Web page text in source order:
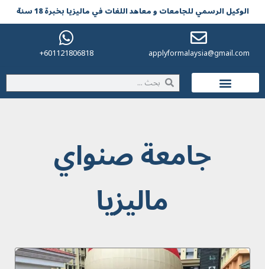
الوکیل الرسمي للجامعات و معاهد اللغات في مالیزیا بخبرة 18 سنة
applyformalaysia@gmail.com
601121806818+
جامعة صنواي
مالیزیا